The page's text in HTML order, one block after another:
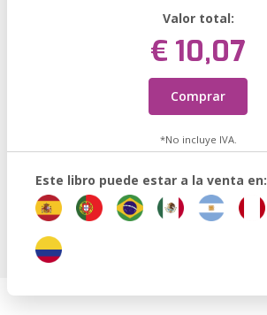
Valor total:
€ 10,07
Comprar
*No incluye IVA.
Este libro puede estar a la venta en: